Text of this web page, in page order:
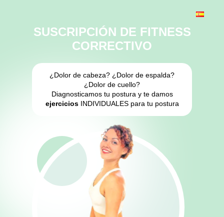
SUSCRIPCIÓN DE FITNESS
CORRECTIVO
¿Dolor de cabeza? ¿Dolor de espalda?
¿Dolor de cuello?
Diagnosticamos tu postura y te damos
ejerciciosINDIVIDUALES para tu postura